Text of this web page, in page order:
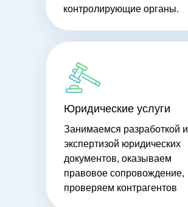
контролирующие органы.
Юридические услуги
Занимаемся разработкой и
экспертизой юридических
документов, оказываем
правовое сопровождение,
проверяем контрагентов